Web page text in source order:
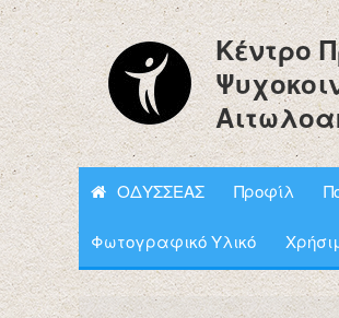
Κέντρο
ΟΔΥΣΣΕΑΣ Προφίλ
Φωτογραφικό Υλικό